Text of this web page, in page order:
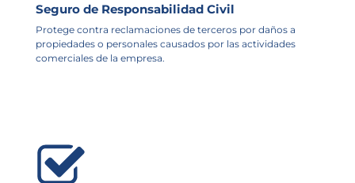
Seguro de Responsabilidad Civil
Protege contra reclamaciones de terceros por daños a
propiedades o personales causados por las actividades
comerciales de la empresa.